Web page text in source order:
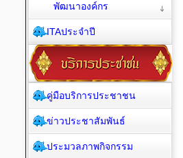
พัฒนาองค์กร
ITAประจำปี
คู่มือบริการประชาชน
ข่าวประชาสัมพันธ์
ประมวลภาพกิจกรรม